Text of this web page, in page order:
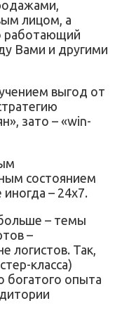
лицом, а
работающий
Вами и другими
выгод от
зато – «win-
состоянием
– 24х7.
– темы
–
логистов. Так,
класса)
богатого опыта